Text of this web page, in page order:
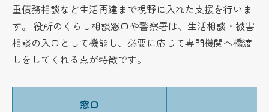
重債務相談など生活再建まで視野に入れた支援を行いま
す。 役所のくらし相談窓口や警察署は、生活相談・被害
相談の入口として機能し、必要に応じて専門機関へ橋渡
しをしてくれる点が特徴です。
窓口